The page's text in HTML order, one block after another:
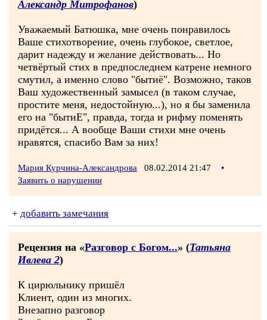
Александр Митрофанов)
Уважаемый Батюшка, мне очень понравилось
Ваше стихотворение, очень глубокое, светлое,
дарит надежду и желание действовать... Но
четвёртый стих в предпоследнем катрене немного
смутил, а именно слово "бытиё". Возможно, таков
Ваш художественный замысел (в таком случае,
простите меня, недостойную...), но я бы заменила
его на "бытиЕ", правда, тогда и рифму поменять
придётся... А вообще Ваши стихи мне очень
нравятся, спасибо Вам за них!
Мария Курчина-Александрова 08.02.2014 21:47
•
Заявить о нарушении
+ добавить замечания
Рецензия на «Разговор с Богом...» (Татьяна
Ивлева 2)
К цирюльнику пришёл
Клиент, один из многих.
Внезапно разговор